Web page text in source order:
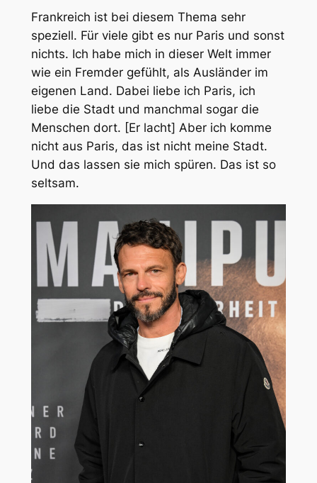
Frankreich ist bei diesem Thema sehr
speziell. Für viele gibt es nur Paris und sonst
nichts. Ich habe mich in dieser Welt immer
wie ein Fremder gefühlt, als Ausländer im
eigenen Land. Dabei liebe ich Paris, ich
liebe die Stadt und manchmal sogar die
Menschen dort. [Er lacht] Aber ich komme
nicht aus Paris, das ist nicht meine Stadt.
Und das lassen sie mich spüren. Das ist so
seltsam.